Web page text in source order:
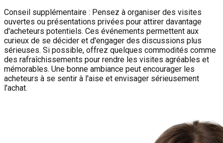
Conseil supplémentaire : Pensez à organiser des visites
ouvertes ou présentations privées pour attirer davantage
d'acheteurs potentiels. Ces événements permettent aux
curieux de se décider et d'engager des discussions plus
sérieuses. Si possible, offrez quelques commodités comme
des rafraîchissements pour rendre les visites agréables et
mémorables. Une bonne ambiance peut encourager les
acheteurs à se sentir à l'aise et envisager sérieusement
l'achat.